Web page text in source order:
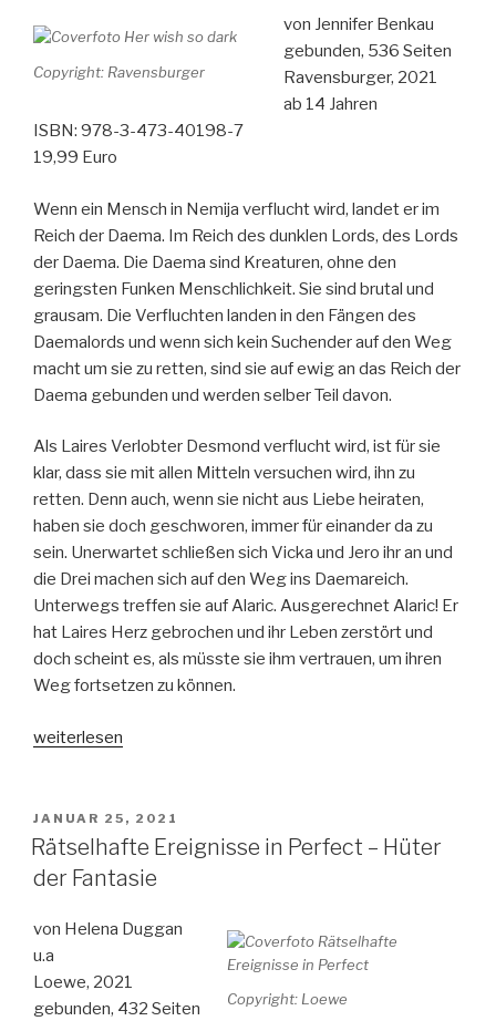
Copyright: Ravensburger
von Jennifer Benkau
gebunden, 536 Seiten
Ravensburger, 2021
ab 14 Jahren
ISBN: 978-3-473-40198-7
19,99 Euro
Wenn ein Mensch in Nemija verflucht wird, landet er im
Reich der Daema. Im Reich des dunklen Lords, des Lords
der Daema. Die Daema sind Kreaturen, ohne den
geringsten Funken Menschlichkeit. Sie sind brutal und
grausam. Die Verfluchten landen in den Fängen des
Daemalords und wenn sich kein Suchender auf den Weg
macht um sie zu retten, sind sie auf ewig an das Reich der
Daema gebunden und werden selber Teil davon.
Als Laires Verlobter Desmond verflucht wird, ist für sie
klar, dass sie mit allen Mitteln versuchen wird, ihn zu
retten. Denn auch, wenn sie nicht aus Liebe heiraten,
haben sie doch geschworen, immer für einander da zu
sein. Unerwartet schließen sich Vicka und Jero ihr an und
die Drei machen sich auf den Weg ins Daemareich.
Unterwegs treffen sie auf Alaric. Ausgerechnet Alaric! Er
hat Laires Herz gebrochen und ihr Leben zerstört und
doch scheint es, als müsste sie ihm vertrauen, um ihren
Weg fortsetzen zu können.
„Her
dark
–
Das
der
Schatten“
weiterlesen
VERÖFFENTLICHT
AM
JANUAR 25, 2021
Rätselhafte Ereignisse in Perfect – Hüter
der Fantasie
Copyright: Loewe
von Helena Duggan
u.a
Loewe, 2021
gebunden, 432 Seiten